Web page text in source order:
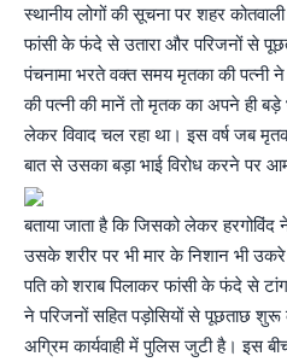
स्थानीय लोगों की सूचना पर शहर
फांसी के फंदे से उतारा और परिजनों से
पंचनामा भरते वक्त समय मृतका की
की पत्नी की मानें तो मृतक का अपने ही
लेकर विवाद चल रहा था। इस वर्ष जब
बात से उसका बड़ा भाई विरोध करने पर
बताया जाता है कि जिसको लेकर
उसके शरीर पर भी मार के निशान भी
पति को शराब पिलाकर फांसी के फंदे से
ने परिजनों सहित पड़ोसियों से पूछताछ
अग्रिम कार्यवाही में पुलिस जुटी है। इस